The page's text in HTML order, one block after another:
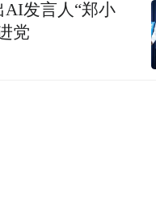
AI发言人“郑小
党